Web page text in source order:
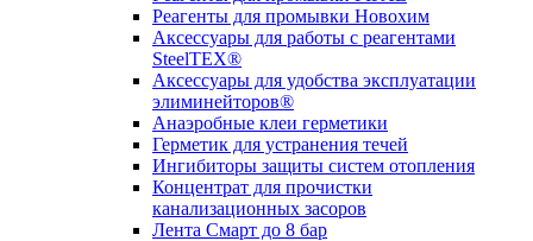
Реагенты для промывки Новохим
Аксессуары для работы с реагентами
SteelTEX®
Аксессуары для удобства эксплуатации
элиминейторов®
Анаэробные клеи герметики
Герметик для устранения течей
Ингибиторы защиты систем отопления
Концентрат для прочистки
канализационных засоров
Лента Смарт до 8 бар